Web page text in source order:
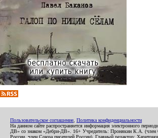
Пользовательское соглашение Политика конфиденциальности
На данном сайте распространяется информация электронного
ДВ» со знаком «Дебри-ДВ». 16+ Учредитель: Пронякин К.А. (член
России, член Союза писателей России). Главный редактор: